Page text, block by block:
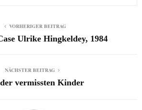
VORHERIGER BEITRAG
Ulrike Hingkeldey, 1984
NÄCHSTER BEITRAG
vermissten Kinder